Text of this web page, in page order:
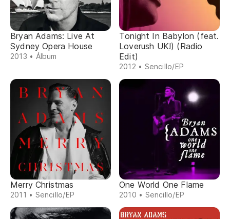
Bryan Adams: Live At
Sydney Opera House
2013 • Álbum
Tonight In Babylon (feat.
Loverush UK!) (Radio
Edit)
2012 • Sencillo/EP
Merry Christmas
2011 • Sencillo/EP
One World One Flame
2010 • Sencillo/EP